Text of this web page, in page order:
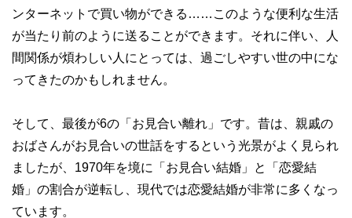
ンターネットで買い物ができる……このような便利な生活
が当たり前のように送ることができます。それに伴い、人
間関係が煩わしい人にとっては、過ごしやすい世の中にな
ってきたのかもしれません。
そして、最後が6の「お見合い離れ」です。昔は、親戚の
おばさんがお見合いの世話をするという光景がよく見られ
ましたが、1970年を境に「お見合い結婚」と「恋愛結
婚」の割合が逆転し、現代では恋愛結婚が非常に多くなっ
ています。